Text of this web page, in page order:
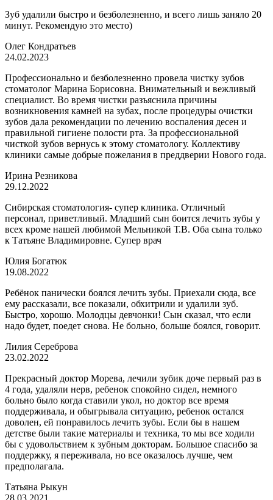
Зуб удалили быстро и безболезненно, и всего лишь заняло 20
минут. Рекомендую это место)
Олег Кондратьев
24.02.2023
Профессионально и безболезненно провела чистку зубов
стоматолог Марина Борисовна. Внимательный и вежливый
специалист. Во время чистки разъяснила причины
возникновения камней на зубах, после процедуры очистки
зубов дала рекомендации по лечению воспаления десен и
правильной гигиене полости рта. За профессиональной
чисткой зубов вернусь к этому стоматологу. Коллективу
клиники самые добрые пожелания в преддверии Нового года.
Ирина Резникова
29.12.2022
Сибирская стоматология- супер клиника. Отличный
персонал, приветливый. Младший сын боится лечить зубы у
всех кроме нашей любимой Мельникой Т.В. Оба сына только
к Татьяне Владимировне. Супер врач
Юлия Богатюк
19.08.2022
Ребёнок панически боялся лечить зубы. Приехали сюда, все
ему рассказали, все показали, обхитрили и удалили зуб.
Быстро, хорошо. Молодцы девчонки! Сын сказал, что если
надо будет, поедет снова. Не больно, больше боялся, говорит.
Лилия Сереброва
23.02.2022
Прекрасный доктор Морева, лечили зубик доче первый раз в
4 года, удаляли нерв, ребенок спокойно сидел, немного
больно было когда ставили укол, но доктор все время
поддерживала, и обыгрывала ситуацию, ребенок остался
доволен, ей понравилось лечить зубы. Если бы в нашем
детстве были такие материалы и техника, то мы все ходили
бы с удовольствием к зубным докторам. Большое спасибо за
поддержку, я переживала, но все оказалось лучше, чем
предполагала.
​Татьяна Рыкун